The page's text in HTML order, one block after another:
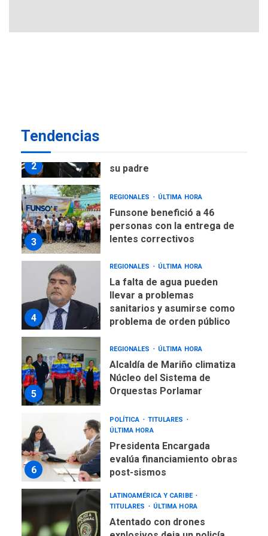
Tendencias
2
su padre
3
REGIONALES ÚLTIMA HORA
Funsone benefició a 46
personas con la entrega de
lentes correctivos
4
REGIONALES ÚLTIMA HORA
La falta de agua pueden
llevar a problemas
sanitarios y asumirse como
problema de orden público
5
REGIONALES ÚLTIMA HORA
Alcaldía de Mariño climatiza
Núcleo del Sistema de
Orquestas Porlamar
6
POLÍTICA
TITULARES
ÚLTIMA HORA
Presidenta Encargada
evalúa financiamiento obras
post-sismos
LATINOAMÉRICA Y CARIBE
TITULARES
ÚLTIMA HORA
Atentado con drones